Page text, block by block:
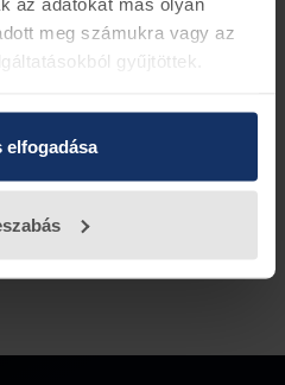
meg számukra vagy az
gyűjtöttek.
elfogadása